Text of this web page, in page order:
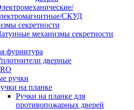
СКУД
секретности
механизмы секретности
фурнитура
дверные
ручки
на планке
Ручки на планке для
противопожарных дверей